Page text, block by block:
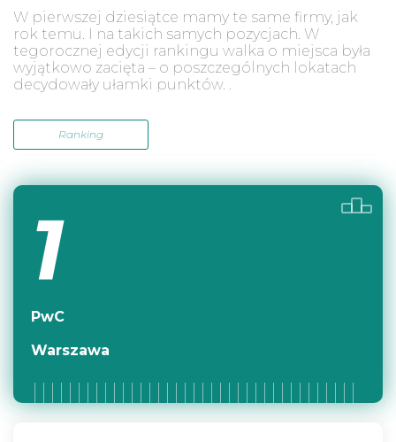
W pierwszej dziesiątce mamy te same firmy, jak
rok temu. I na takich samych pozycjach. W
tegorocznej edycji rankingu walka o miejsca była
wyjątkowo zacięta – o poszczególnych lokatach
decydowały ułamki punktów. .
Ranking
1
PwC
Warszawa